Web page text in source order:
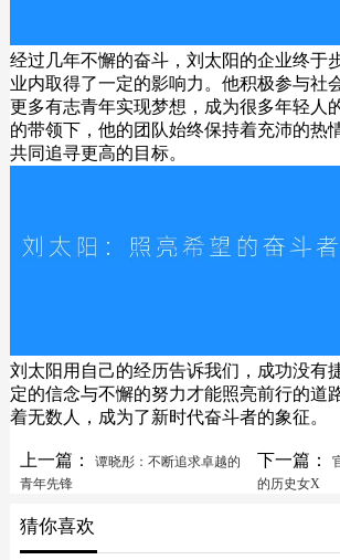
经过几年不懈的奋斗，刘太阳的企业终于
业内取得了一定的影响力。他积极参与社
更多有志青年实现梦想，成为很多年轻人
的带领下，他的团队始终保持着充沛的热
共同追寻更高的目标。
刘太阳用自己的经历告诉我们，成功没有
定的信念与不懈的努力才能照亮前行的道
着无数人，成为了新时代奋斗者的象征。
上一篇：
谭晓彤：不断追求卓越的
青年先锋
下一篇：
的历史女X
猜你喜欢